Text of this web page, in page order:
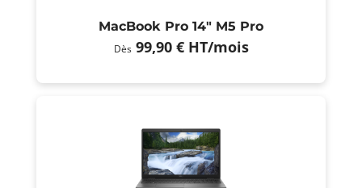
MacBook Pro 14" M5 Pro
Dès 99,90 € HT/mois